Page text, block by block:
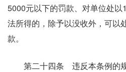
5000元以下的罚款、对单位处
法所得的，除予以没收外，可以
款。
第二十四条 违反本条例的